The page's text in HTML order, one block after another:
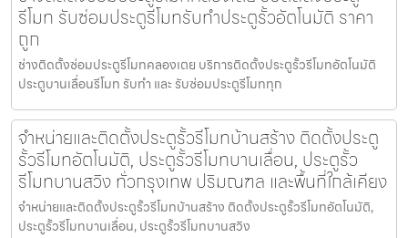
รีโมท รับซ่อมประตูรีโมทรับทำประตูรั้วอัตโนมัติ ราคา
ถูก
ช่างติดตั้งซ่อมประตูรีโมทคลองเตย บริการติดตั้งประตูรั้วรีโมทอัตโนมัติ
ประตูบานเลื่อนรีโมท รับทำ และ รับซ่อมประตูรีโมททุก
จำหน่ายและติดตั้งประตูรั้วรีโมทบ้านสร้าง ติดตั้งประตู
รั้วรีโมทอัตโนมัติ, ประตูรั้วรีโมทบานเลื่อน, ประตูรั้ว
รีโมทบานสวิง ทั่วกรุงเทพ ปริมณฑล และพื้นที่ใกล้เคียง
จำหน่ายและติดตั้งประตูรั้วรีโมทบ้านสร้าง ติดตั้งประตูรั้วรีโมทอัตโนมัติ,
ประตูรั้วรีโมทบานเลื่อน, ประตูรั้วรีโมทบานสวิง